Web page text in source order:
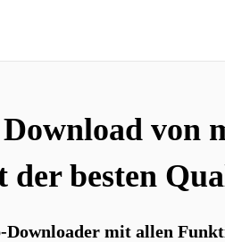
von
der besten
mit allen